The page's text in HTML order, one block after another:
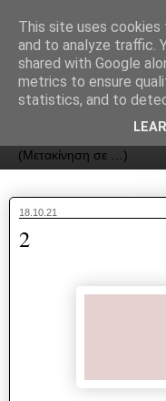
ΟΔΟΣ
18.10.21
2
This site uses
and to analyze traffic.
shared with Google
metrics to ensure
statistics, and to